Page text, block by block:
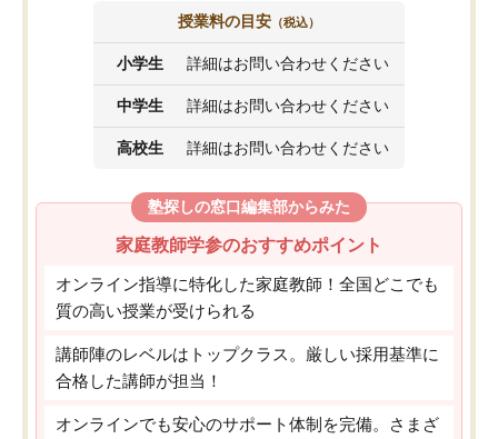
授業料の目安 （税込）
小学生 詳細はお問い合わせください
中学生 詳細はお問い合わせください
高校生 詳細はお問い合わせください
塾探しの窓口編集部からみた
家庭教師学参のおすすめポイント
オンライン指導に特化した家庭教師！全国どこでも
質の高い授業が受けられる
講師陣のレベルはトップクラス。厳しい採用基準に
合格した講師が担当！
オンラインでも安心のサポート体制を完備。さまざ